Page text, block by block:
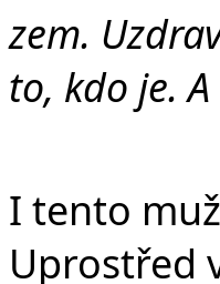
zem.
to, kdo je.
I tento
Uprostřed